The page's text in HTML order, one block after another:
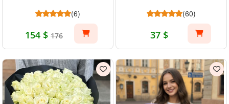
(6)
154 $ 176
(60)
37 $